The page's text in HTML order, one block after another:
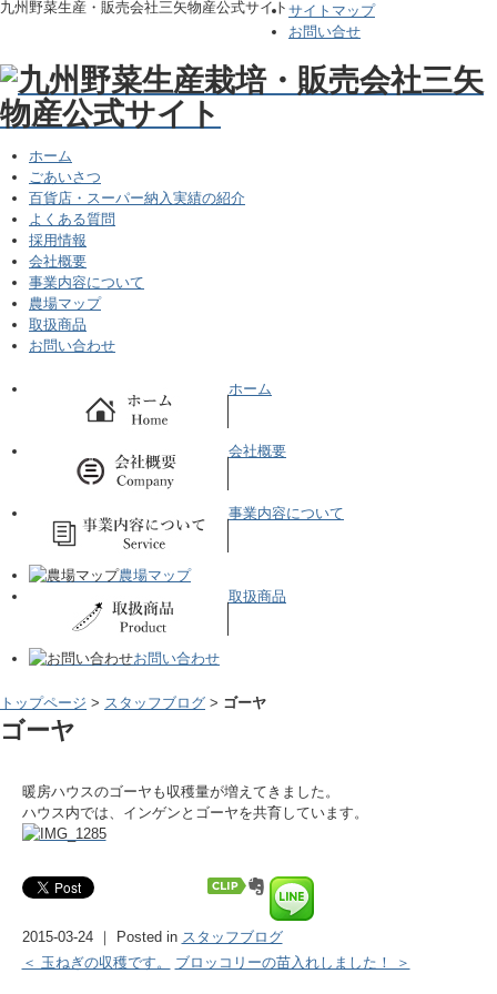
九州野菜生産・販売会社三矢物産公式サイト サイトマップ
お問い合せ
ホーム
ごあいさつ
百貨店・スーパー納入実績の紹介
よくある質問
採用情報
会社概要
事業内容について
農場マップ
取扱商品
お問い合わせ
ホーム
会社概要
事業内容について
農場マップ
取扱商品
お問い合わせ
トップページ > スタッフブログ > ゴーヤ
ゴーヤ
暖房ハウスのゴーヤも収穫量が増えてきました。
ハウス内では、インゲンとゴーヤを共育しています。
2015-03-24 ｜ Posted in スタッフブログ
＜ 玉ねぎの収穫です。
ブロッコリーの苗入れしました！ ＞